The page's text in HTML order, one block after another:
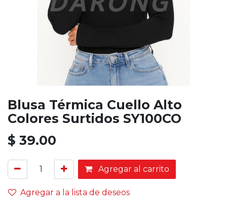
Blusa Térmica Cuello Alto
Colores Surtidos SY100CO
$ 39.00
Agregar al carrito
Agregar a la lista de deseos